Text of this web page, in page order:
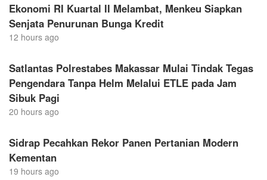
Ekonomi RI Kuartal II Melambat, Menkeu Siapkan
Senjata Penurunan Bunga Kredit
12 hours ago
Satlantas Polrestabes Makassar Mulai Tindak Tegas
Pengendara Tanpa Helm Melalui ETLE pada Jam
Sibuk Pagi
20 hours ago
Sidrap Pecahkan Rekor Panen Pertanian Modern
Kementan
19 hours ago